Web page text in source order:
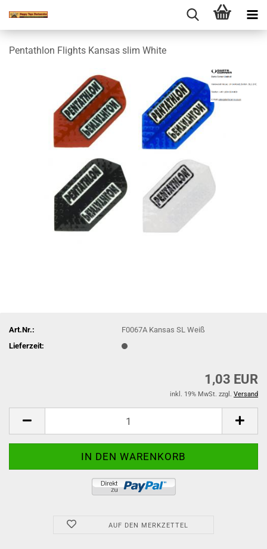
Pentathlon Flights Kansas slim White
Art.Nr.:
F0067A Kansas SL Weiß
Lieferzeit:
1,03 EUR
inkl. 19% MwSt. zzgl. Versand
AUF DEN MERKZETTEL